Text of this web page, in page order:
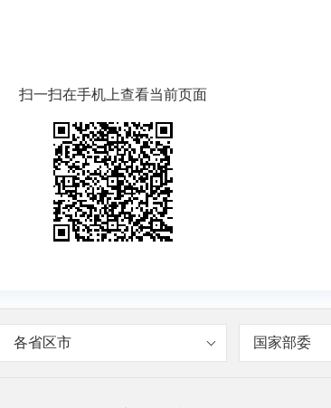
扫一扫在手机上查看当前页面
各省区市 国家部委